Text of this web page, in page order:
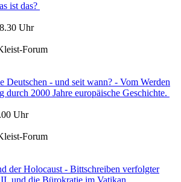
ist das?
Uhr
Forum
Deutschen - und seit wann? - Vom Werden
durch 2000 Jahre europäische Geschichte.
Uhr
Forum
der Holocaust - Bittschreiben verfolgter
und die Bürokratie im Vatikan